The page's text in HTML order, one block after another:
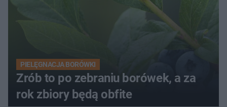
PIELĘGNACJA BORÓWKI
Zrób to po zebraniu borówek, a za
rok zbiory będą obfite